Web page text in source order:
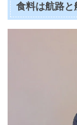
食料は航路と